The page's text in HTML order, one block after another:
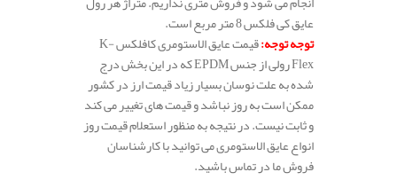
عایق کی فلکس 8 متر مربع است.
توجه توجه:
قیمت عایق الاستومری کافلکس K-
Flex رولی از جنس EPDM که در این بخش درج
شده به علت نوسان بسیار زیاد قیمت ارز در کشور
ممکن است به روز نباشد و قیمت های تغییر می کند
و ثابت نیست. در نتیجه به منظور استعلام قیمت روز
انواع عایق الاستومری می توانید با کارشناسان
فروش ما در تماس باشید.